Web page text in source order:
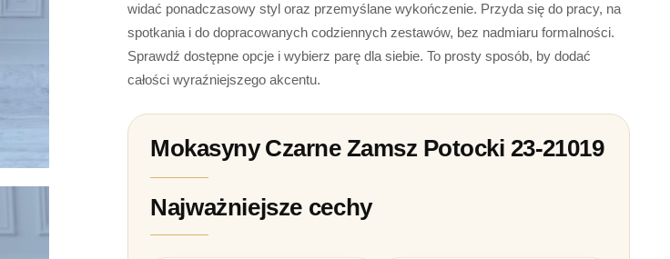
widać ponadczasowy styl oraz przemyślane wykończenie. Przyda się do pracy, na
spotkania i do dopracowanych codziennych zestawów, bez nadmiaru formalności.
Sprawdź dostępne opcje i wybierz parę dla siebie. To prosty sposób, by dodać
całości wyraźniejszego akcentu.
Mokasyny Czarne Zamsz Potocki 23-21019
Najważniejsze cechy